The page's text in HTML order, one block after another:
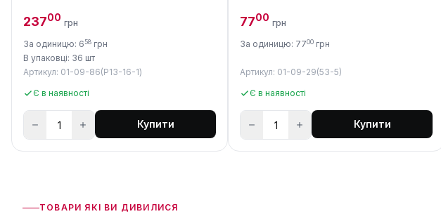
23700 грн
За одиницю: 658 грн
В упаковці: 36 шт
Артикул: 01-09-86(P13-16-1)
Є в наявності
Купити
7700 грн
За одиницю: 7700 грн
Артикул: 01-09-29(53-5)
Є в наявності
Купити
ТОВАРИ ЯКІ ВИ ДИВИЛИСЯ